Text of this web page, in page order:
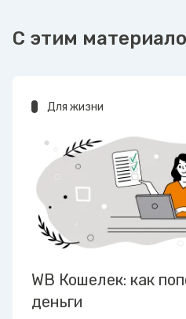
С этим
Для жизни
WB Кошелек: как
деньги